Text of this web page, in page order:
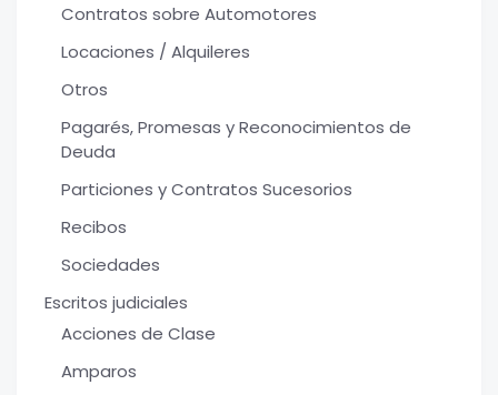
Contratos sobre Automotores
Locaciones / Alquileres
Otros
Pagarés, Promesas y Reconocimientos de
Deuda
Particiones y Contratos Sucesorios
Recibos
Sociedades
Escritos judiciales
Acciones de Clase
Amparos